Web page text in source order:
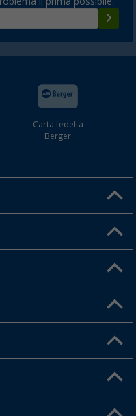
Carta fedeltà
Berger